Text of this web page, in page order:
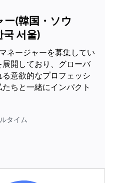
(韓国・ソウ
서울)
ネージャーを募集してい
開しており、グローバ
意欲的なプロフェッシ
ちと一緒にインパクト
タイム